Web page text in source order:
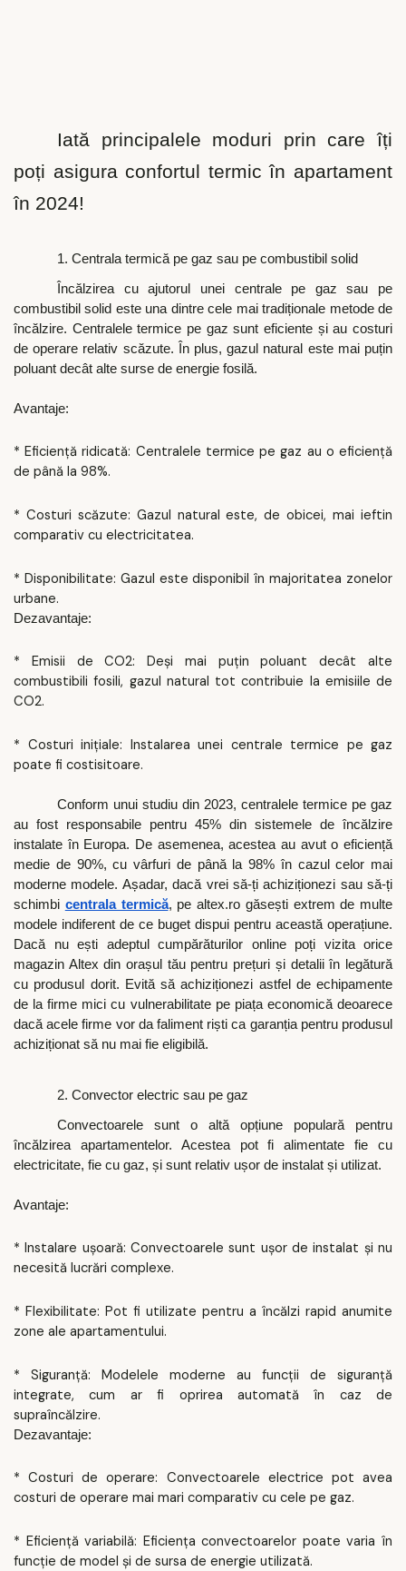
Iată principalele moduri prin care îți
poți asigura confortul termic în apartament
în 2024!
1. Centrala termică pe gaz sau pe combustibil solid
Încălzirea cu ajutorul unei centrale pe gaz sau pe
combustibil solid este una dintre cele mai tradiționale metode de
încălzire. Centralele termice pe gaz sunt eficiente și au costuri
de operare relativ scăzute. În plus, gazul natural este mai puțin
poluant decât alte surse de energie fosilă.
Avantaje:
* Eficiență ridicată: Centralele termice pe gaz au o eficiență
de până la 98%.
* Costuri scăzute: Gazul natural este, de obicei, mai ieftin
comparativ cu electricitatea.
* Disponibilitate: Gazul este disponibil în majoritatea zonelor
urbane.
Dezavantaje:
* Emisii de CO2: Deși mai puțin poluant decât alte
combustibili fosili, gazul natural tot contribuie la emisiile de
CO2.
* Costuri inițiale: Instalarea unei centrale termice pe gaz
poate fi costisitoare.
Conform unui studiu din 2023, centralele termice pe gaz
au fost responsabile pentru 45% din sistemele de încălzire
instalate în Europa. De asemenea, acestea au avut o eficiență
medie de 90%, cu vârfuri de până la 98% în cazul celor mai
moderne modele. Așadar, dacă vrei să-ți achiziționezi sau să-ți
schimbi centrala termică, pe altex.ro găsești extrem de multe
modele indiferent de ce buget dispui pentru această operațiune.
Dacă nu ești adeptul cumpărăturilor online poți vizita orice
magazin Altex din orașul tău pentru prețuri și detalii în legătură
cu produsul dorit. Evită să achiziționezi astfel de echipamente
de la firme mici cu vulnerabilitate pe piața economică deoarece
dacă acele firme vor da faliment riști ca garanția pentru produsul
achiziționat să nu mai fie eligibilă.
2. Convector electric sau pe gaz
Convectoarele sunt o altă opțiune populară pentru
încălzirea apartamentelor. Acestea pot fi alimentate fie cu
electricitate, fie cu gaz, și sunt relativ ușor de instalat și utilizat.
Avantaje:
* Instalare ușoară: Convectoarele sunt ușor de instalat și nu
necesită lucrări complexe.
* Flexibilitate: Pot fi utilizate pentru a încălzi rapid anumite
zone ale apartamentului.
* Siguranță: Modelele moderne au funcții de siguranță
integrate, cum ar fi oprirea automată în caz de
supraîncălzire.
Dezavantaje:
* Costuri de operare: Convectoarele electrice pot avea
costuri de operare mai mari comparativ cu cele pe gaz.
* Eficiență variabilă: Eficiența convectoarelor poate varia în
funcție de model și de sursa de energie utilizată.